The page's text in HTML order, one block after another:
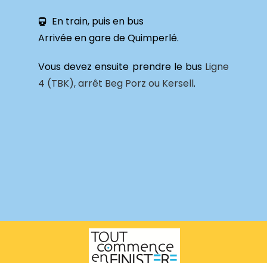
En train, puis en bus
Arrivée en gare de Quimperlé.
Vous devez ensuite prendre le bus Ligne
4 (TBK), arrêt Beg Porz ou Kersell.